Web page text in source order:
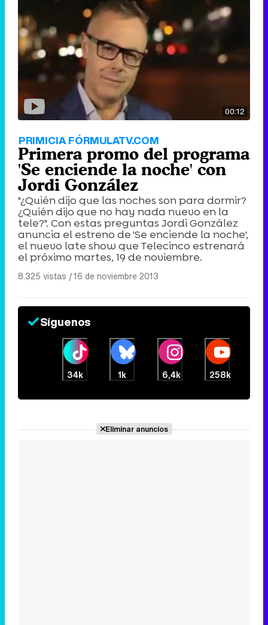
00:12
PRIMICIA FÓRMULATV.COM
Primera promo del programa
'Se enciende la noche' con
Jordi González
"¿Quién dijo que las noches son para dormir?
¿Quién dijo que no hay nada nuevo en la
tele?". Con estas preguntas Jordi González
anuncia el estreno de 'Se enciende la noche',
el nuevo late show que Telecinco estrenará
el próximo martes, 19 de noviembre.
8.325 vistas |16 de noviembre 2013
Síguenos
34k 1k 6,4k 258k
Eliminar anuncios